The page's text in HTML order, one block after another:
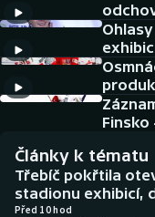
DALŠÍ SPORTY
Americký fotbal
Baseball a softbal
Basketbal
Biatlon
NEPŘEHLÉDNĚTE
Soutěže
Historické návraty
Aplikace ČT sport
Finsko
Články k tématu
Třebíč pokřtila
stadionu exhibicí,
Před 10 hod